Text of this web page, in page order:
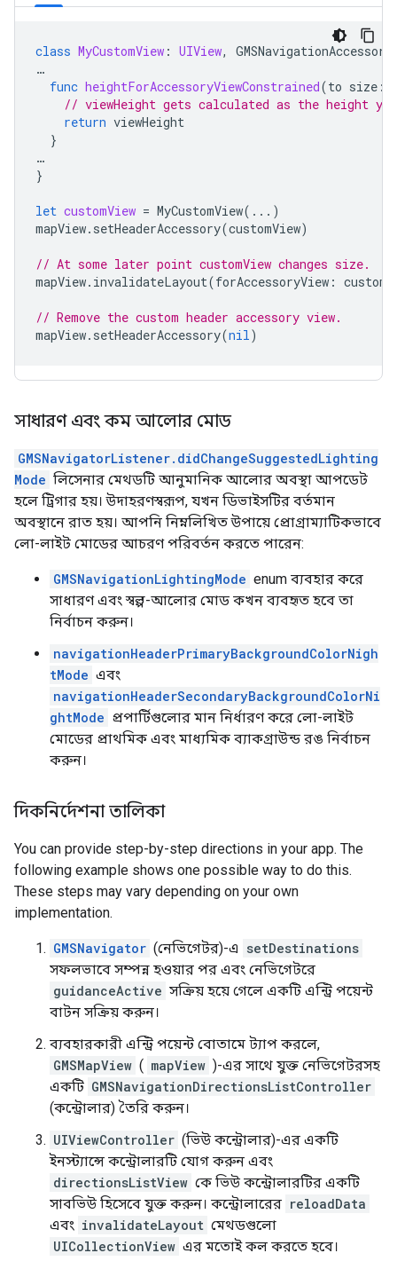
class MyCustomView : UIView,
…
func heightForAccessoryViewConstrained(to size :
// viewHeight gets calculated as the height
return viewHeight
}
…
}
let customView = MyCustomView(...)
mapView. setHeaderAccessory(customView)
// At some later point customView changes size.
mapView. invalidateLayout(forAccessoryView :
// Remove the custom header accessory view.
mapView. setHeaderAccessory(nil)
সাধারণ এবং কম আলোর মোড
GMSNavigatorListener.didChangeSuggestedLighting
Mode লিসেনার মেথডটি আনুমানিক আলোর অবস্থা আপডেট
হলে ট্রিগার হয়। উদাহরণস্বরূপ, যখন ডিভাইসটির বর্তমান
অবস্থানে রাত হয়। আপনি নিম্নলিখিত উপায়ে প্রোগ্রাম্যাটিকভাবে
লো-লাইট মোডের আচরণ পরিবর্তন করতে পারেন:
GMSNavigationLightingMode enum ব্যবহার করে
সাধারণ এবং স্বল্প-আলোর মোড কখন ব্যবহৃত হবে তা
নির্বাচন করুন।
navigationHeaderPrimaryBackgroundColorNigh
tMode এবং
navigationHeaderSecondaryBackgroundColorNi
ghtMode প্রপার্টিগুলোর মান নির্ধারণ করে লো-লাইট
মোডের প্রাথমিক এবং মাধ্যমিক ব্যাকগ্রাউন্ড রঙ নির্বাচন
করুন।
দিকনির্দেশনা তালিকা
You can provide step-by-step directions in your app. The
following example shows one possible way to do this.
These steps may vary depending on your own
implementation.
GMSNavigator (নেভিগেটর)-এ setDestinations
সফলভাবে সম্পন্ন হওয়ার পর এবং নেভিগেটরে
guidanceActive সক্রিয় হয়ে গেলে একটি এন্ট্রি পয়েন্ট
বাটন সক্রিয় করুন।
ব্যবহারকারী এন্ট্রি পয়েন্ট বোতামে ট্যাপ করলে,
GMSMapView ( mapView )-এর সাথে যুক্ত নেভিগেটরসহ
একটি GMSNavigationDirectionsListController
(কন্ট্রোলার) তৈরি করুন।
UIViewController (ভিউ কন্ট্রোলার)-এর একটি
ইনস্ট্যান্সে কন্ট্রোলারটি যোগ করুন এবং
directionsListView কে ভিউ কন্ট্রোলারটির একটি
সাবভিউ হিসেবে যুক্ত করুন। কন্ট্রোলারের reloadData
এবং invalidateLayout মেথডগুলো
UICollectionView এর মতোই কল করতে হবে।